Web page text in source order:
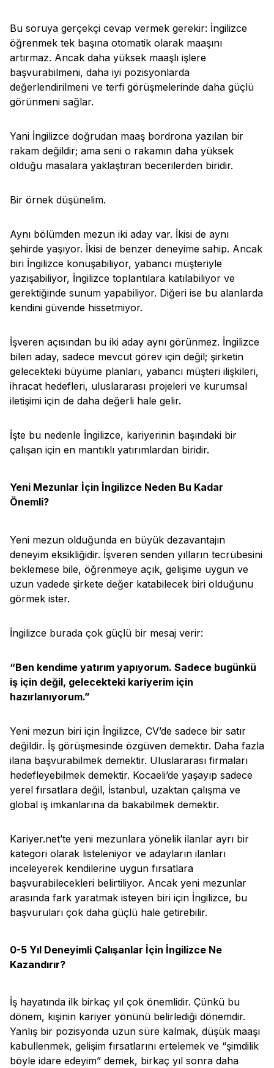
Bu soruya gerçekçi cevap vermek gerekir: İngilizce
öğrenmek tek başına otomatik olarak maaşını
artırmaz. Ancak daha yüksek maaşlı işlere
başvurabilmeni, daha iyi pozisyonlarda
değerlendirilmeni ve terfi görüşmelerinde daha güçlü
görünmeni sağlar.
Yani İngilizce doğrudan maaş bordrona yazılan bir
rakam değildir; ama seni o rakamın daha yüksek
olduğu masalara yaklaştıran becerilerden biridir.
Bir örnek düşünelim.
Aynı bölümden mezun iki aday var. İkisi de aynı
şehirde yaşıyor. İkisi de benzer deneyime sahip. Ancak
biri İngilizce konuşabiliyor, yabancı müşteriyle
yazışabiliyor, İngilizce toplantılara katılabiliyor ve
gerektiğinde sunum yapabiliyor. Diğeri ise bu alanlarda
kendini güvende hissetmiyor.
İşveren açısından bu iki aday aynı görünmez. İngilizce
bilen aday, sadece mevcut görev için değil; şirketin
gelecekteki büyüme planları, yabancı müşteri ilişkileri,
ihracat hedefleri, uluslararası projeleri ve kurumsal
iletişimi için de daha değerli hale gelir.
İşte bu nedenle İngilizce, kariyerinin başındaki bir
çalışan için en mantıklı yatırımlardan biridir.
Yeni Mezunlar İçin İngilizce Neden Bu Kadar
Önemli?
Yeni mezun olduğunda en büyük dezavantajın
deneyim eksikliğidir. İşveren senden yılların tecrübesini
beklemese bile, öğrenmeye açık, gelişime uygun ve
uzun vadede şirkete değer katabilecek biri olduğunu
görmek ister.
İngilizce burada çok güçlü bir mesaj verir:
“Ben kendime yatırım yapıyorum. Sadece bugünkü
iş için değil, gelecekteki kariyerim için
hazırlanıyorum.”
Yeni mezun biri için İngilizce, CV’de sadece bir satır
değildir. İş görüşmesinde özgüven demektir. Daha fazla
ilana başvurabilmek demektir. Uluslararası firmaları
hedefleyebilmek demektir. Kocaeli’de yaşayıp sadece
yerel fırsatlara değil, İstanbul, uzaktan çalışma ve
global iş imkanlarına da bakabilmek demektir.
Kariyer.net’te yeni mezunlara yönelik ilanlar ayrı bir
kategori olarak listeleniyor ve adayların ilanları
inceleyerek kendilerine uygun fırsatlara
başvurabilecekleri belirtiliyor. Ancak yeni mezunlar
arasında fark yaratmak isteyen biri için İngilizce, bu
başvuruları çok daha güçlü hale getirebilir.
0-5 Yıl Deneyimli Çalışanlar İçin İngilizce Ne
Kazandırır?
İş hayatında ilk birkaç yıl çok önemlidir. Çünkü bu
dönem, kişinin kariyer yönünü belirlediği dönemdir.
Yanlış bir pozisyonda uzun süre kalmak, düşük maaşı
kabullenmek, gelişim fırsatlarını ertelemek ve “şimdilik
böyle idare edeyim” demek, birkaç yıl sonra daha